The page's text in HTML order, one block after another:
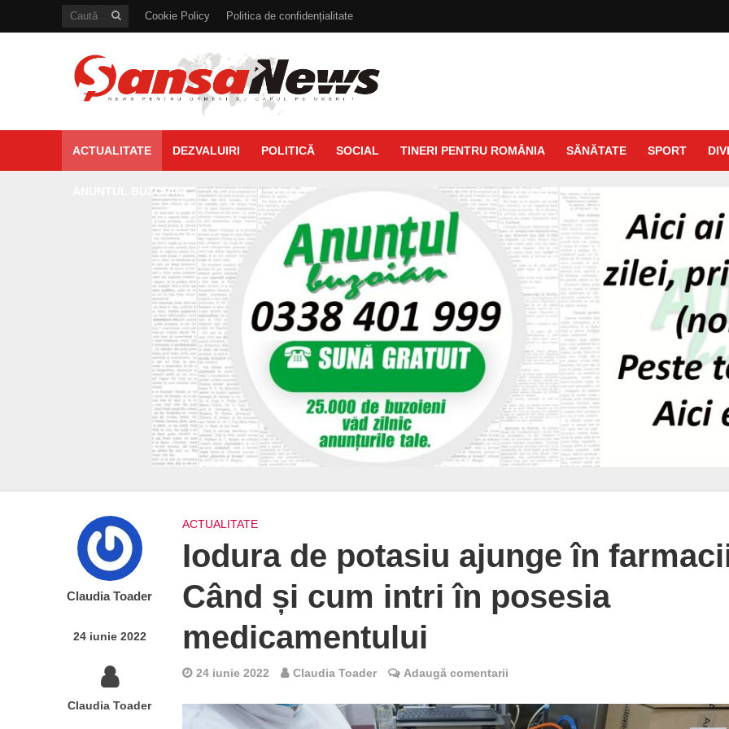
Cookie Policy Politica de confidențialitate
ACTUALITATE DEZVALUIRI POLITICĂ SOCIAL TINERI PENTRU ROMÂNIA SĂNĂTATE SPORT
ANUNTUL BUZOIAN
Claudia Toader
24 iunie 2022
Claudia Toader
ACTUALITATE
Iodura de potasiu ajunge în
Când și cum intri în posesia
medicamentului
24 iunie 2022 Claudia Toader Adaugă comentarii